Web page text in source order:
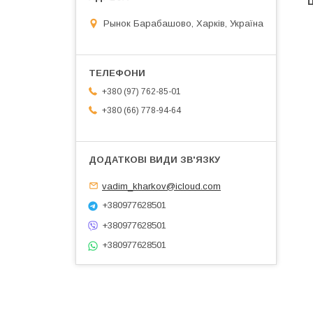
Рынок Барабашово, Харків, Україна
+380 (97) 762-85-01
+380 (66) 778-94-64
vadim_kharkov@icloud.com
+380977628501
+380977628501
+380977628501